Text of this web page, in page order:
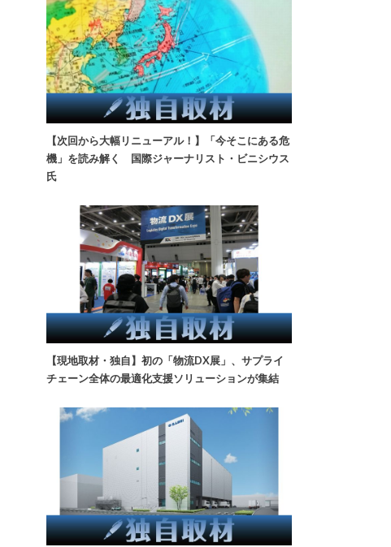
【次回から大幅リニューアル！】「今そこにある危
機」を読み解く 国際ジャーナリスト・ビニシウス
氏
【現地取材・独自】初の「物流DX展」、サプライ
チェーン全体の最適化支援ソリューションが集結